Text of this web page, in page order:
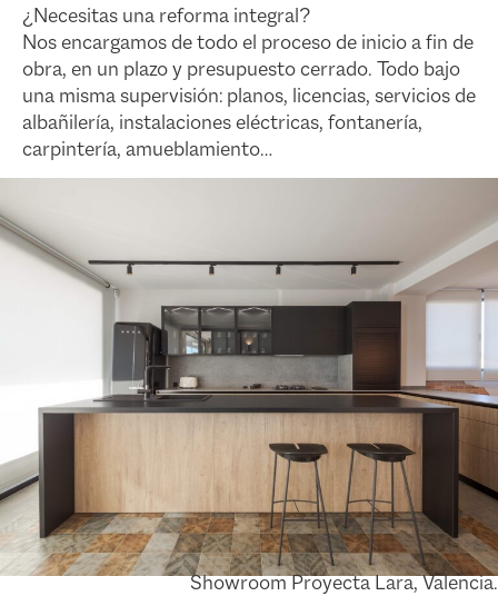
¿Necesitas una reforma integral?
Nos encargamos de todo el proceso de inicio a fin de
obra, en un plazo y presupuesto cerrado. Todo bajo
una misma supervisión: planos, licencias, servicios de
albañilería, instalaciones eléctricas, fontanería,
carpintería, amueblamiento…
Showroom Proyecta Lara, Valencia.